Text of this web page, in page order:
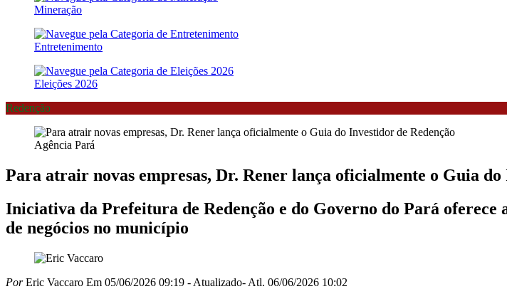
Mineração
Entretenimento
Eleições 2026
Redenção
Agência Pará
Para atrair novas empresas, Dr. Rener lança oficialmente o Guia do
Iniciativa da Prefeitura de Redenção e do Governo do Pará
de negócios no município
PorEric Vaccaro Em 05/06/2026 09:19 - Atualizado- Atl. 06/06/2026 10:02